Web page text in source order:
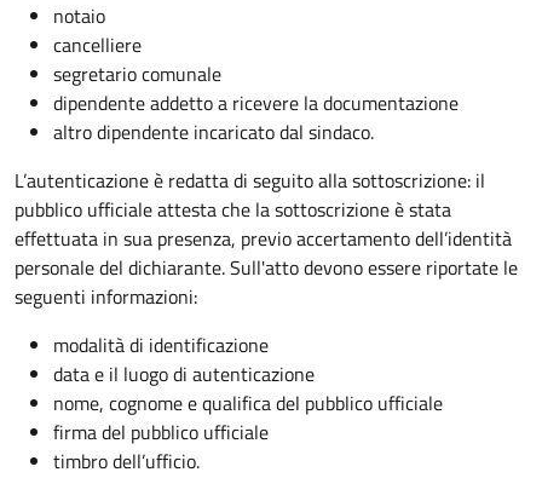
notaio
cancelliere
segretario comunale
dipendente addetto a ricevere la documentazione
altro dipendente incaricato dal sindaco.
L’autenticazione è redatta di seguito alla sottoscrizione: il
pubblico ufficiale attesta che la sottoscrizione è stata
effettuata in sua presenza, previo accertamento dell’identità
personale del dichiarante. Sull'atto devono essere riportate le
seguenti informazioni:
modalità di identificazione
data e il luogo di autenticazione
nome, cognome e qualifica del pubblico ufficiale
firma del pubblico ufficiale
timbro dell’ufficio.